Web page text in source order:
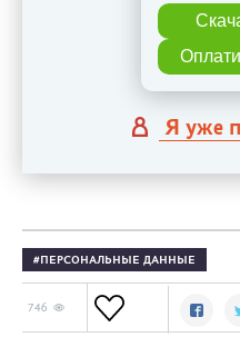
Я уже
ПЕРСОНАЛЬНЫЕ ДАННЫЕ
746